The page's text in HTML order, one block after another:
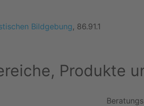
Bildgebung, 86.91.1
Produkte